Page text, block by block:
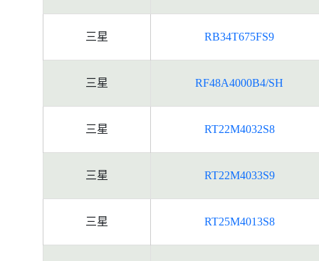
三星 RB34T675FS9
三星 RF48A4000B4/SH
三星 RT22M4032S8
三星 RT22M4033S9
三星 RT25M4013S8